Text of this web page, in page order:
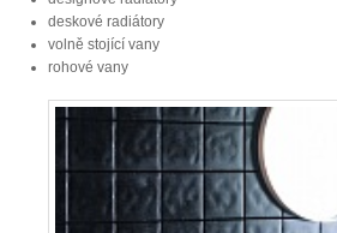
deskové radiátory
volně stojící vany
rohové vany